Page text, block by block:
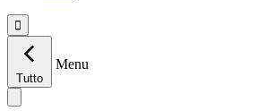

Tutto
Menu